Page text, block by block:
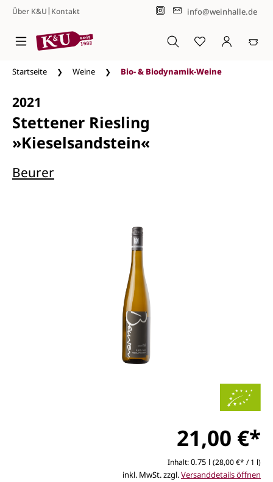
Zum Hauptinhalt springen
Über K&U| Kontakt info@weinhalle.de
Startseite Weine Bio- & Biodynamik-Weine
2021
Stettener Riesling
»Kieselsandstein«
Beurer
21,00 €*
Inhalt:0.75 l (28,00 €* / 1 l)
inkl. MwSt. zzgl.Versanddetails öffnen